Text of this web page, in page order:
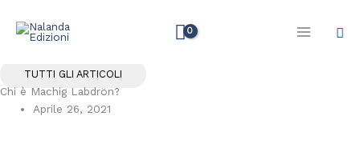
TUTTI GLI ARTICOLI
Chi è Machig Labdrön?
Aprile 26, 2021